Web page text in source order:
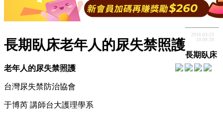
長期臥床老年人的尿失禁照護
2016-03-23
10:09:39
長期臥床
老年人的尿失禁照護
台灣尿失禁防治協會
于博芮 講師台大護理學系